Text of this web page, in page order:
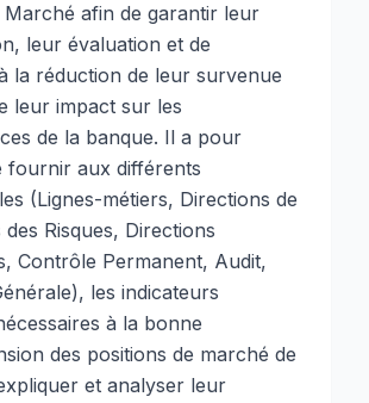
Marché afin de garantir leur
leur évaluation et de
la réduction de leur survenue
leur impact sur les
de la banque. Il a pour
fournir aux différents
(Lignes-métiers, Directions de
des Risques, Directions
Contrôle Permanent, Audit,
les indicateurs
à la bonne
des positions de marché de
et analyser leur